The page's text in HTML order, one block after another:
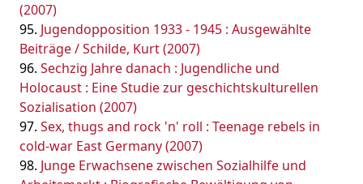
(2007)
Jugendopposition 1933 - 1945 : Ausgewählte
Beiträge / Schilde, Kurt (2007)
Sechzig Jahre danach : Jugendliche und
Holocaust : Eine Studie zur geschichtskulturellen
Sozialisation (2007)
Sex, thugs and rock 'n' roll : Teenage rebels in
cold-war East Germany (2007)
Junge Erwachsene zwischen Sozialhilfe und